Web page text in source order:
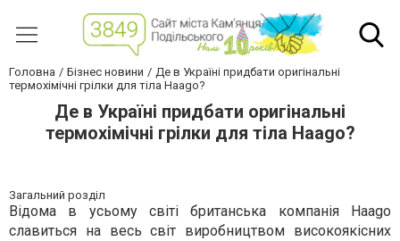
Головна Бізнес новини
Де в Україні придбати оригінальні
термохімічні грілки для тіла Haago?
Де в Україні придбати оригінальні
термохімічні грілки для тіла Haago?
Загальний розділ
Відома в усьому світі британська компанія Haago
славиться на весь світ виробництвом високоякісних